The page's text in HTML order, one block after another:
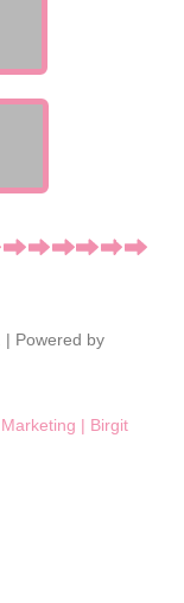
| Powered by
| Birgit